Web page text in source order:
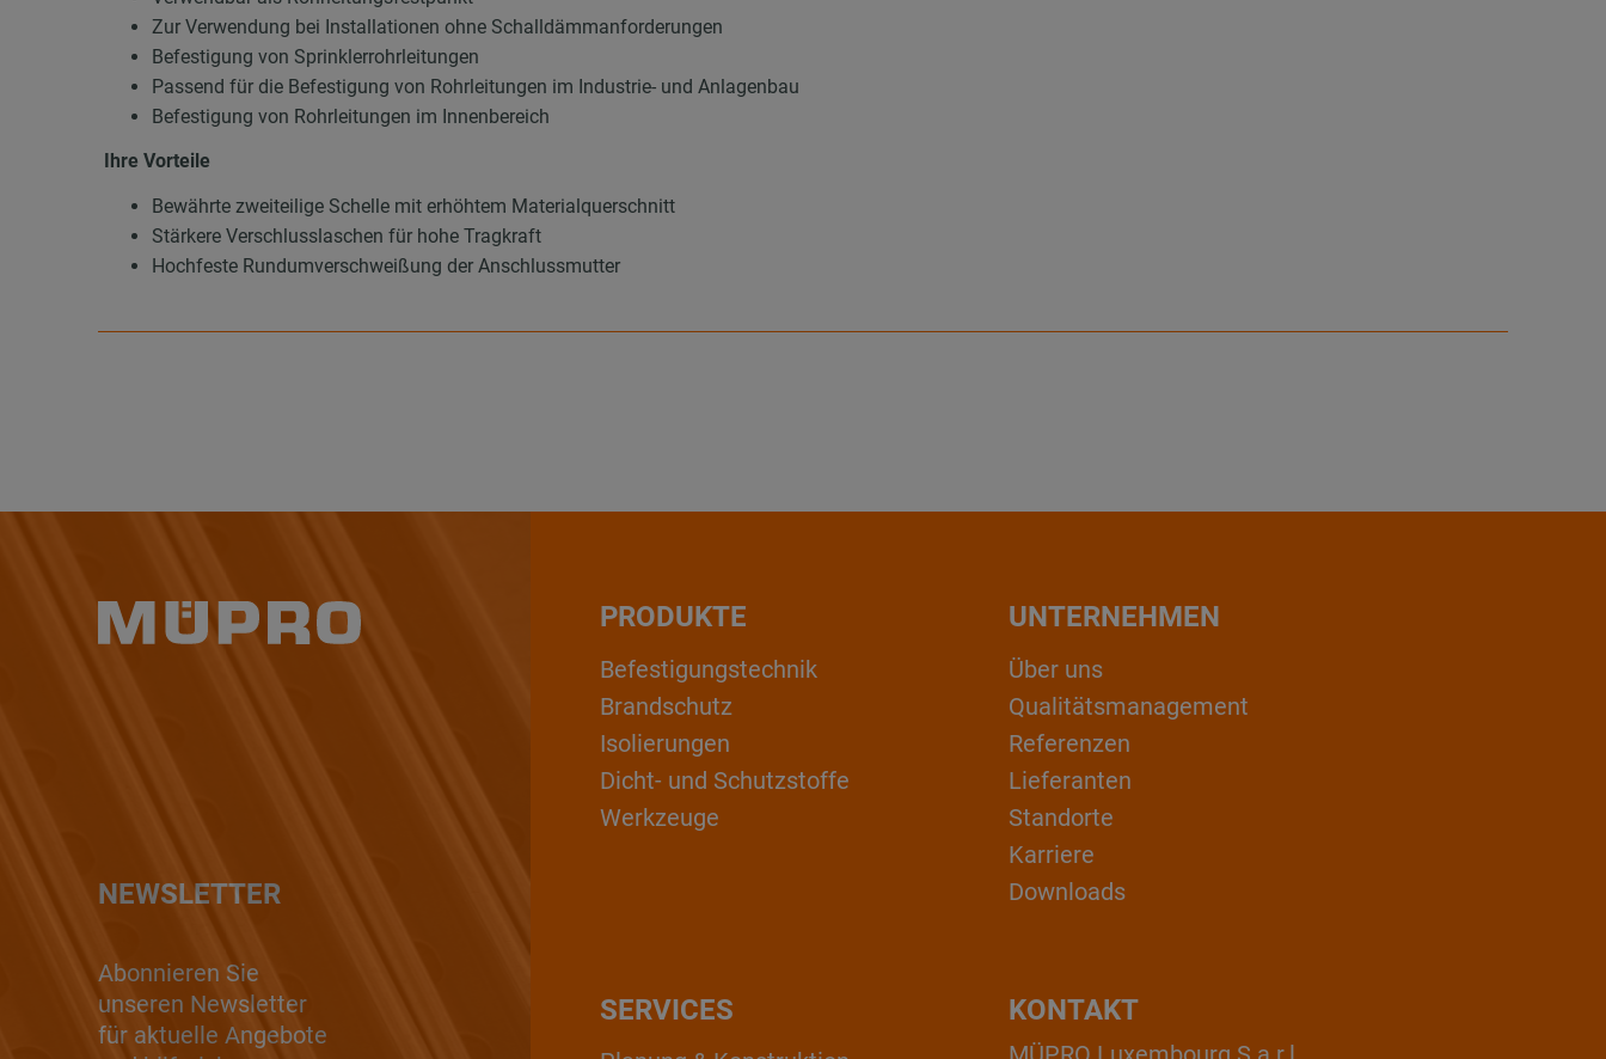
Zur Verwendung bei Installationen ohne Schalldämmanforderungen
Befestigung von Sprinklerrohrleitungen
Passend für die Befestigung von Rohrleitungen im Industrie- und Anlagenbau
Befestigung von Rohrleitungen im Innenbereich
Ihre Vorteile
Bewährte zweiteilige Schelle mit erhöhtem Materialquerschnitt
Stärkere Verschlusslaschen für hohe Tragkraft
Hochfeste Rundumverschweißung der Anschlussmutter
NEWSLETTER
Abonnieren Sie
unseren Newsletter
für aktuelle Angebote
PRODUKTE
Befestigungstechnik
Brandschutz
Isolierungen
Dicht- und Schutzstoffe
Werkzeuge
UNTERNEHMEN
Über uns
Qualitätsmanagement
Referenzen
Lieferanten
Standorte
Karriere
Downloads
KONTAKT
SERVICES